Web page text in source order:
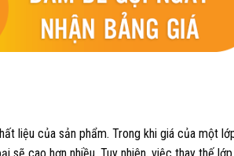
liệu của sản phẩm. Trong khi giá của một
cao hơn nhiều. Tuy nhiên, việc thay thế